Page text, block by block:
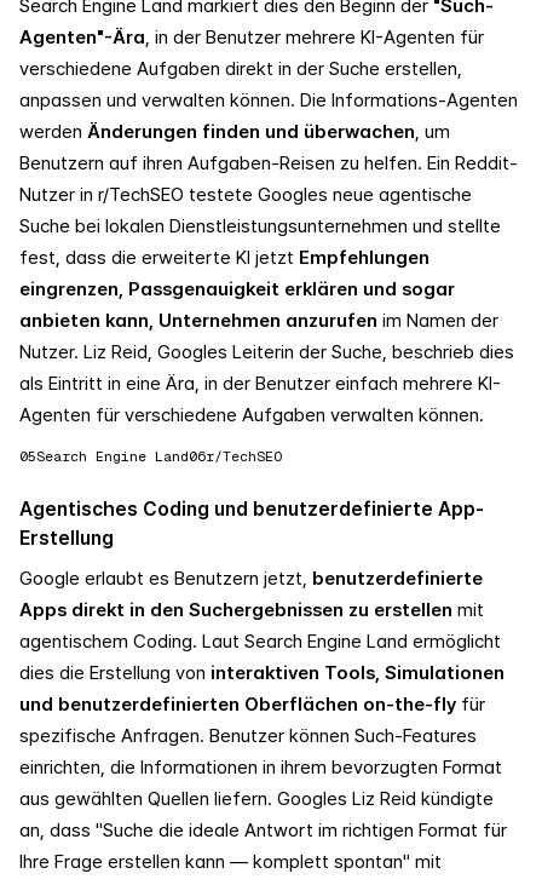
Search Engine Land markiert dies den Beginn der "Such-
Agenten"-Ära, in der Benutzer mehrere KI-Agenten für
verschiedene Aufgaben direkt in der Suche erstellen,
anpassen und verwalten können. Die Informations-Agenten
werden Änderungen finden und überwachen, um
Benutzern auf ihren Aufgaben-Reisen zu helfen. Ein Reddit-
Nutzer in r/TechSEO testete Googles neue agentische
Suche bei lokalen Dienstleistungsunternehmen und stellte
fest, dass die erweiterte KI jetzt Empfehlungen
eingrenzen, Passgenauigkeit erklären und sogar
anbieten kann, Unternehmen anzurufen im Namen der
Nutzer. Liz Reid, Googles Leiterin der Suche, beschrieb dies
als Eintritt in eine Ära, in der Benutzer einfach mehrere KI-
Agenten für verschiedene Aufgaben verwalten können.
05Search Engine Land06r/TechSEO
Agentisches Coding und benutzerdefinierte App-
Erstellung
Google erlaubt es Benutzern jetzt, benutzerdefinierte
Apps direkt in den Suchergebnissen zu erstellen mit
agentischem Coding. Laut Search Engine Land ermöglicht
dies die Erstellung von interaktiven Tools, Simulationen
und benutzerdefinierten Oberflächen on-the-fly für
spezifische Anfragen. Benutzer können Such-Features
einrichten, die Informationen in ihrem bevorzugten Format
aus gewählten Quellen liefern. Googles Liz Reid kündigte
an, dass "Suche die ideale Antwort im richtigen Format für
Ihre Frage erstellen kann — komplett spontan" mit